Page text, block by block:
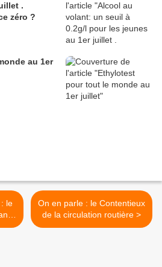
.
zéro ?
au 1er
On en parle : le Contentieux
de la circulation routière >